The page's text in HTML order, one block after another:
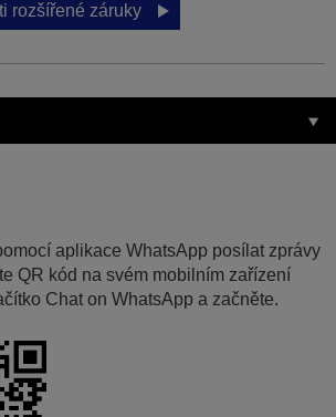
rozšířené záruky
aplikace WhatsApp posílat zprávy
QR kód na svém mobilním zařízení
Chat on WhatsApp a začněte.